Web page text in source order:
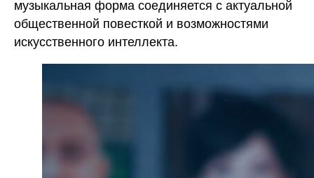
музыкальная форма соединяется с актуальной
общественной повесткой и возможностями
искусственного интеллекта.